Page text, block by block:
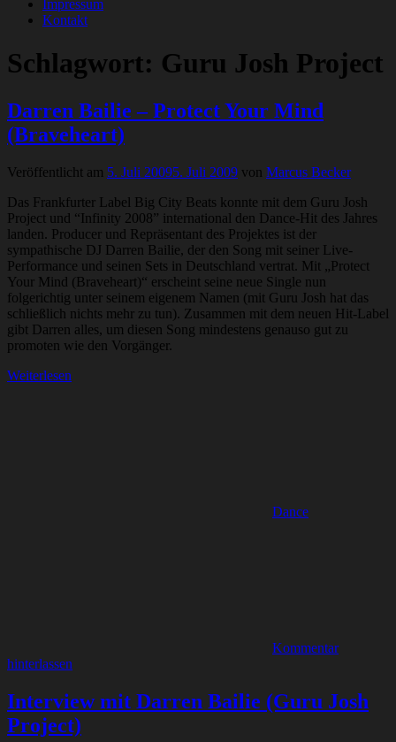
Impressum
Kontakt
Schlagwort: Guru Josh Project
Darren Bailie – Protect Your Mind
(Braveheart)
Veröffentlicht am 5. Juli 20095. Juli 2009 von Marcus Becker
Das Frankfurter Label Big City Beats konnte mit dem Guru Josh
Project und “Infinity 2008” international den Dance-Hit des Jahres
landen. Producer und Repräsentant des Projektes ist der
sympathische DJ Darren Bailie, der den Song mit seiner Live-
Performance und seinen Sets in Deutschland vertrat. Mit „Protect
Your Mind (Braveheart)“ erscheint seine neue Single nun
folgerichtig unter seinem eigenem Namen (mit Guru Josh hat das
schließlich nichts mehr zu tun). Zusammen mit dem neuen Hit-Label
gibt Darren alles, um diesen Song mindestens genauso gut zu
promoten wie den Vorgänger.
Weiterlesen
Dance
Kommentar
hinterlassen
Interview mit Darren Bailie (Guru Josh
Project)